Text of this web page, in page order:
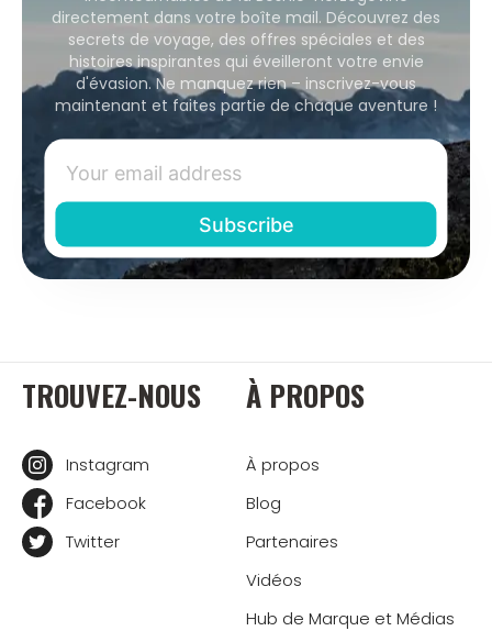
directement dans votre boîte mail. Découvrez des
secrets de voyage, des offres spéciales et des
histoires inspirantes qui éveilleront votre envie
d'évasion. Ne manquez rien – inscrivez-vous
maintenant et faites partie de chaque aventure !
TROUVEZ-NOUS
Instagram
Facebook
Twitter
À PROPOS
À propos
Blog
Partenaires
Vidéos
Hub de Marque et Médias